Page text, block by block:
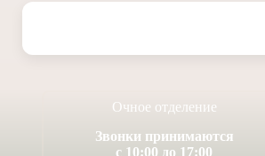
Очное отделение
Звонки принимаются
с 10:00 до 17:00